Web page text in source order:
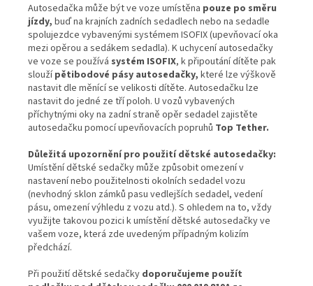
Autosedačka může být ve voze umístěna pouze po směru
jízdy, buď na krajních zadních sedadlech nebo na sedadle
spolujezdce vybavenými systémem ISOFIX (upevňovací oka
mezi opěrou a sedákem sedadla). K uchycení autosedačky
ve voze se používá systém ISOFIX, k připoutání dítěte pak
slouží pětibodové pásy autosedačky, které lze výškově
nastavit dle měnící se velikosti dítěte. Autosedačku lze
nastavit do jedné ze tří poloh. U vozů vybavených
příchytnými oky na zadní straně opěr sedadel zajistěte
autosedačku pomocí upevňovacích popruhů Top Tether.
Důležitá upozornění pro použití dětské autosedačky:
Umístění dětské sedačky může způsobit omezení v
nastavení nebo použitelnosti okolních sedadel vozu
(nevhodný sklon zámků pasu vedlejších sedadel, vedení
pásu, omezení výhledu z vozu atd.). S ohledem na to, vždy
využijte takovou pozici k umístění dětské autosedačky ve
vašem voze, která zde uvedeným případným kolizím
předchází.
Při použití dětské sedačky doporučujeme použít